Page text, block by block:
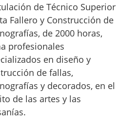
de Técnico Superior
Fallero y Construcción de
de 2000 horas,
profesionales
en diseño y
de fallas,
y decorados, en el
de las artes y las